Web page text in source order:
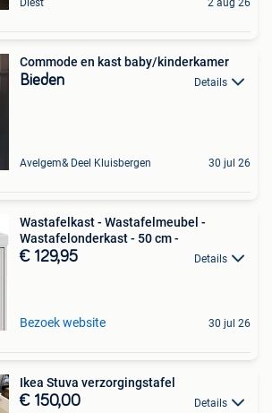
Diest 2 aug 26
Commode en kast baby/kinderkamer
Bieden Details
Avelgem& Deel Kluisbergen 30 jul 26
Wastafelkast - Wastafelmeubel -
Wastafelonderkast - 50 cm -
€ 129,95 Details
Bezoek website 30 jul 26
Ikea Stuva verzorgingstafel
€ 150,00 Details